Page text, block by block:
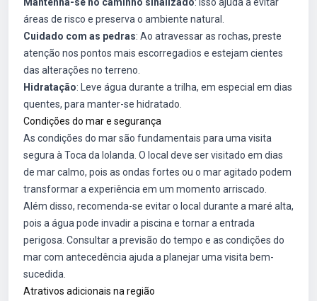
áreas de risco e preserva o ambiente natural.
Cuidado com as pedras: Ao atravessar as rochas, preste
atenção nos pontos mais escorregadios e estejam cientes
das alterações no terreno.
Hidratação: Leve água durante a trilha, em especial em dias
quentes, para manter-se hidratado.
Condições do mar e segurança
As condições do mar são fundamentais para uma visita
segura à Toca da Iolanda. O local deve ser visitado em dias
de mar calmo, pois as ondas fortes ou o mar agitado podem
transformar a experiência em um momento arriscado.
Além disso, recomenda-se evitar o local durante a maré alta,
pois a água pode invadir a piscina e tornar a entrada
perigosa. Consultar a previsão do tempo e as condições do
mar com antecedência ajuda a planejar uma visita bem-
sucedida.
Atrativos adicionais na região